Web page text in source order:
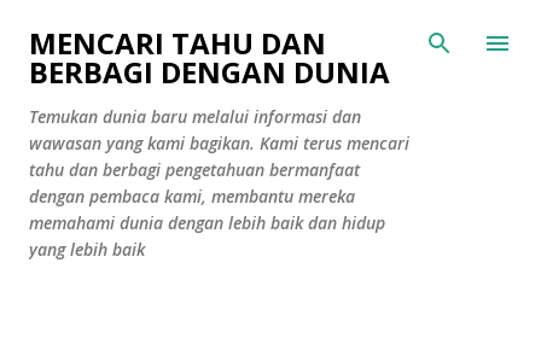
Langsung ke konten utama
MENCARI TAHU DAN
BERBAGI DENGAN DUNIA
Temukan dunia baru melalui informasi dan
wawasan yang kami bagikan. Kami terus mencari
tahu dan berbagi pengetahuan bermanfaat
dengan pembaca kami, membantu mereka
memahami dunia dengan lebih baik dan hidup
yang lebih baik